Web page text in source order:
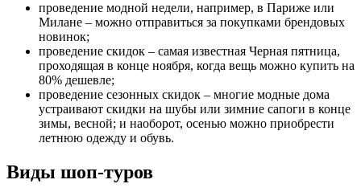
проведение модной недели, например, в Париже или
Милане – можно отправиться за покупками брендовых
новинок;
проведение скидок – самая известная Черная пятница,
проходящая в конце ноября, когда вещь можно купить на
80% дешевле;
проведение сезонных скидок – многие модные дома
устраивают скидки на шубы или зимние сапоги в конце
зимы, весной; и наоборот, осенью можно приобрести
летнюю одежду и обувь.
Виды шоп-туров